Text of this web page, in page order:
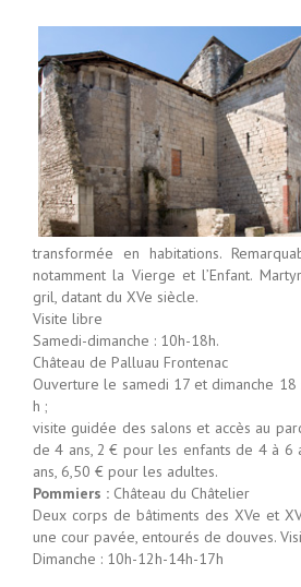
transformée en habitations.
notamment la Vierge et l’Enfant.
gril, datant du XVe siècle.
Visite libre
Samedi-dimanche : 10h-18h.
Château de Palluau Frontenac
Ouverture le samedi 17 et dimanche
h ;
visite guidée des salons et accès au
de 4 ans, 2 € pour les enfants de 4 à 6
ans, 6,50 € pour les adultes.
Pommiers : Château du Châtelier
Deux corps de bâtiments des XVe et
une cour pavée, entourés de douves.
Dimanche : 10h-12h-14h-17h